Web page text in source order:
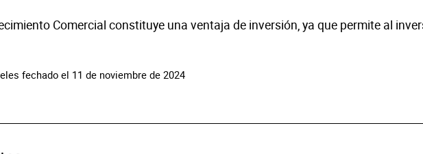
Comercial constituye una ventaja de inversión, ya que permite al
fechado el 11 de noviembre de 2024